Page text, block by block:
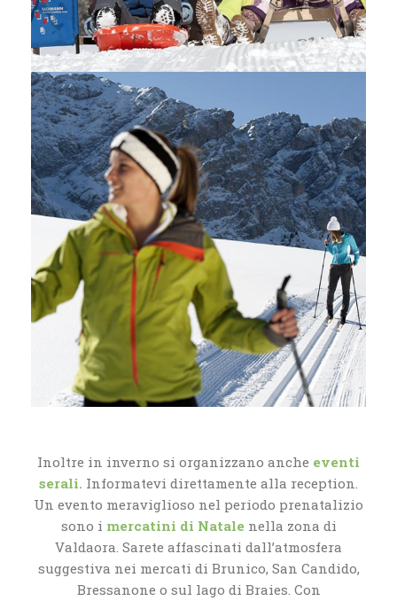
Inoltre in inverno si organizzano anche eventi
serali. Informatevi direttamente alla reception.
Un evento meraviglioso nel periodo prenatalizio
sono i mercatini di Natale nella zona di
Valdaora. Sarete affascinati dall’atmosfera
suggestiva nei mercati di Brunico, San Candido,
Bressanone o sul lago di Braies. Con